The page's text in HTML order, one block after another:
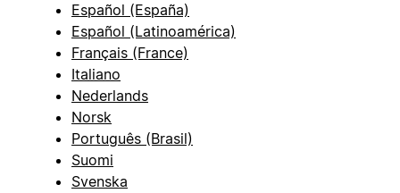
Español (España)
Español (Latinoamérica)
Français (France)
Italiano
Nederlands
Norsk
Português (Brasil)
Suomi
Svenska